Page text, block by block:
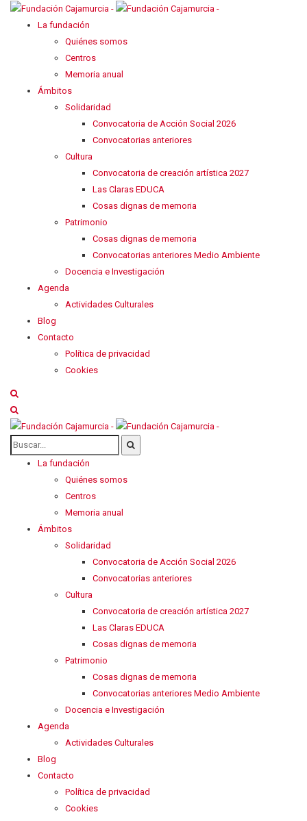
La fundación
Quiénes somos
Centros
Memoria anual
Ámbitos
Solidaridad
Convocatoria de Acción Social 2026
Convocatorias anteriores
Cultura
Convocatoria de creación artística 2027
Las Claras EDUCA
Cosas dignas de memoria
Patrimonio
Cosas dignas de memoria
Convocatorias anteriores Medio Ambiente
Docencia e Investigación
Agenda
Actividades Culturales
Blog
Contacto
Política de privacidad
Cookies
La fundación
Quiénes somos
Centros
Memoria anual
Ámbitos
Solidaridad
Convocatoria de Acción Social 2026
Convocatorias anteriores
Cultura
Convocatoria de creación artística 2027
Las Claras EDUCA
Cosas dignas de memoria
Patrimonio
Cosas dignas de memoria
Convocatorias anteriores Medio Ambiente
Docencia e Investigación
Agenda
Actividades Culturales
Blog
Contacto
Política de privacidad
Cookies